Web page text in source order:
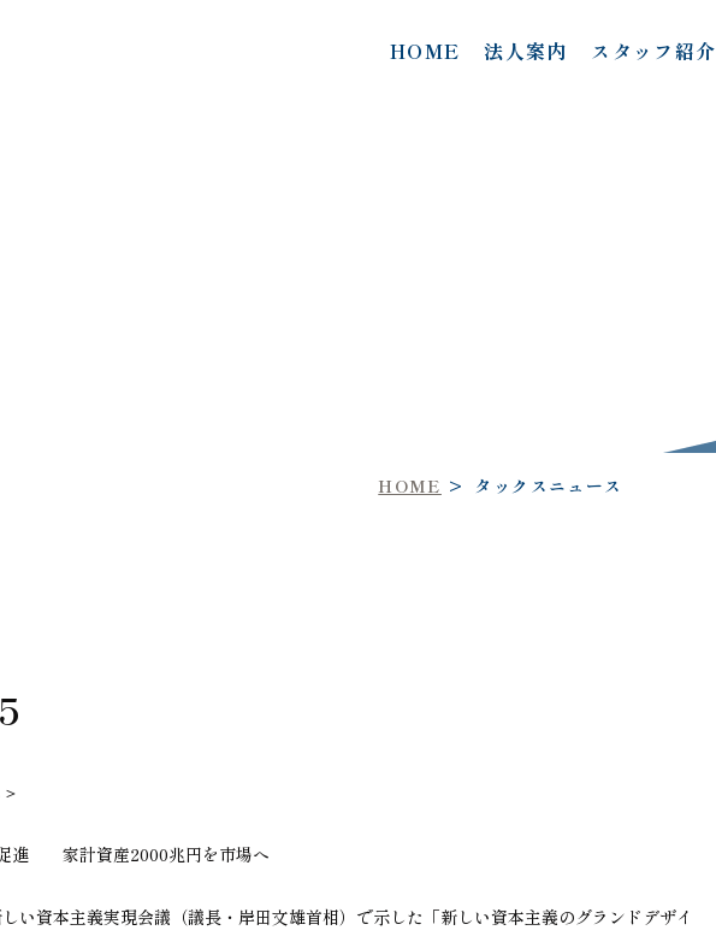
HOME 法人案内 スタッフ紹介
HOME タックスニュース
進 家計資産2000兆円を市場へ
い資本主義実現会議（議長・岸田文雄首相）で示した「新しい資本主義のグランドデザイ